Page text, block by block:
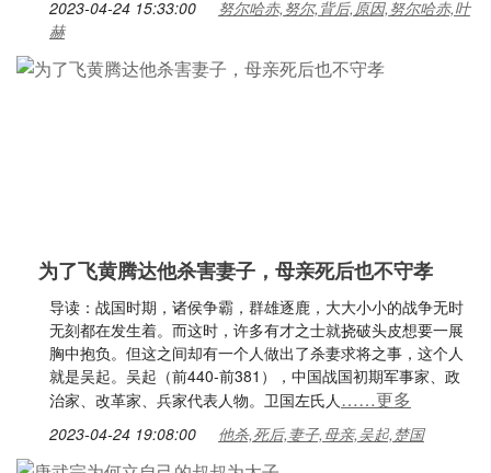
2023-04-24 15:33:00
努尔哈赤,努尔,背后,原因,努尔哈赤,叶
赫
为了飞黄腾达他杀害妻子，母亲死后也不守孝
导读：战国时期，诸侯争霸，群雄逐鹿，大大小小的战争无时
无刻都在发生着。而这时，许多有才之士就挠破头皮想要一展
胸中抱负。但这之间却有一个人做出了杀妻求将之事，这个人
就是吴起。吴起（前440-前381），中国战国初期军事家、政
治家、改革家、兵家代表人物。卫国左氏人……更多
2023-04-24 19:08:00 他杀,死后,妻子,母亲,吴起,楚国